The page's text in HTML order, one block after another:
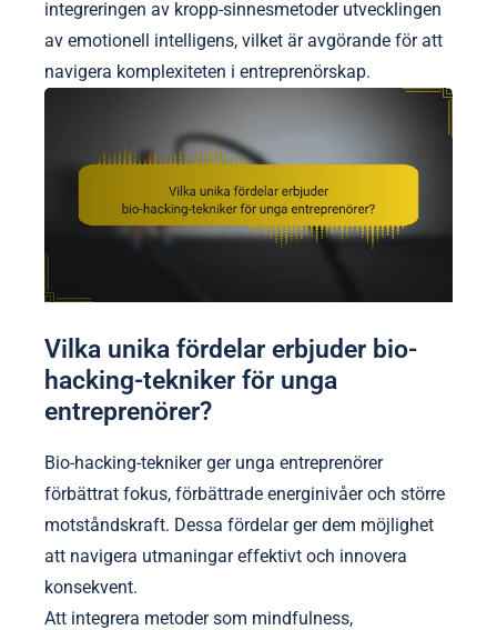
integreringen av kropp-sinnesmetoder utvecklingen
av emotionell intelligens, vilket är avgörande för att
navigera komplexiteten i entreprenörskap.
Vilka unika fördelar erbjuder bio-
hacking-tekniker för unga
entreprenörer?
Bio-hacking-tekniker ger unga entreprenörer
förbättrat fokus, förbättrade energinivåer och större
motståndskraft. Dessa fördelar ger dem möjlighet
att navigera utmaningar effektivt och innovera
konsekvent.
Att integrera metoder som mindfulness,